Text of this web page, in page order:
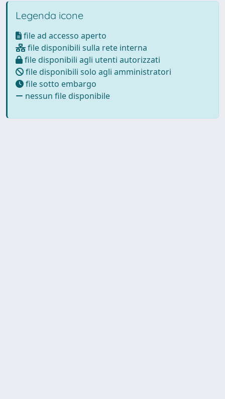
Legenda icone
file ad accesso aperto
file disponibili sulla rete interna
file disponibili agli utenti autorizzati
file disponibili solo agli amministratori
file sotto embargo
nessun file disponibile